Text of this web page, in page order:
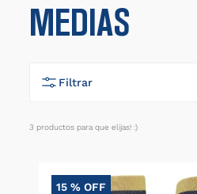
MEDIAS
Filtrar
3 productos
15 % OFF